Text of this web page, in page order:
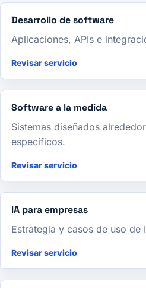
Desarrollo de software
Aplicaciones, APIs e
Revisar servicio
Software a la medida
Sistemas diseñados
específicos.
Revisar servicio
IA para empresas
Estrategia y casos de uso de
Revisar servicio